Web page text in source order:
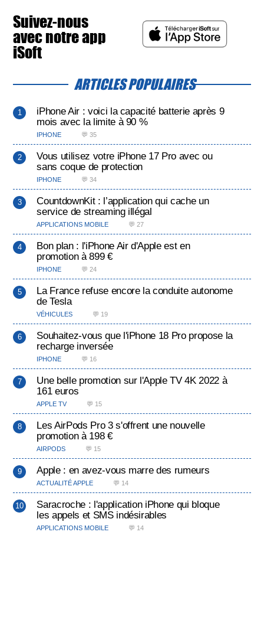
Suivez-nous
avec notre app
iSoft
ARTICLES POPULAIRES
iPhone Air : voici la capacité batterie après 9
mois avec la limite à 90 %
IPHONE 💬 35
Vous utilisez votre iPhone 17 Pro avec ou
sans coque de protection
IPHONE 💬 34
CountdownKit : l’application qui cache un
service de streaming illégal
APPLICATIONS MOBILE 💬 27
Bon plan : l'iPhone Air d'Apple est en
promotion à 899 €
IPHONE 💬 24
La France refuse encore la conduite autonome
de Tesla
VÉHICULES 💬 19
Souhaitez-vous que l'iPhone 18 Pro propose la
recharge inversée
IPHONE 💬 16
Une belle promotion sur l'Apple TV 4K 2022 à
161 euros
APPLE TV 💬 15
Les AirPods Pro 3 s'offrent une nouvelle
promotion à 198 €
AIRPODS 💬 15
Apple : en avez-vous marre des rumeurs
ACTUALITÉ APPLE 💬 14
Saracroche : l'application iPhone qui bloque
les appels et SMS indésirables
APPLICATIONS MOBILE 💬 14